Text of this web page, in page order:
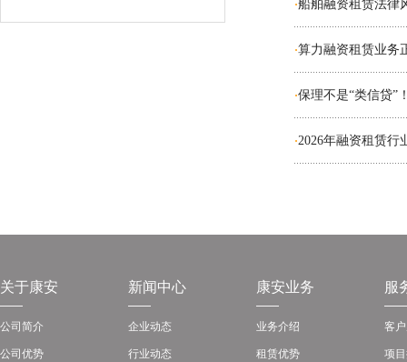
·船舶融资租赁法律
·算力融资租赁业务
·保理不是“类信贷”
·2026年融资租赁行
关于康安
公司简介
公司优势
新闻中心
企业动态
行业动态
康安业务
业务介绍
租赁优势
服
客
项